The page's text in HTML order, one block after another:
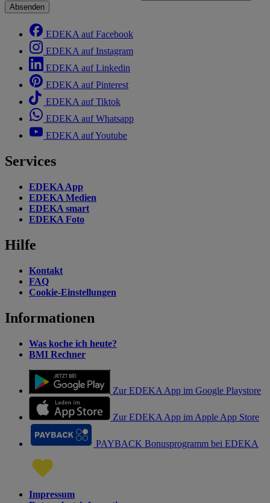
Absenden
EDEKA auf Facebook
EDEKA auf Instagram
EDEKA auf Linkedin
EDEKA auf Pinterest
EDEKA auf Tiktok
EDEKA auf Whatsapp
EDEKA auf Youtube
Services
EDEKA App
EDEKA Medien
EDEKA smart
EDEKA Foto
Hilfe
Kontakt
FAQ
Cookie-Einstellungen
Informationen
Was koche ich heute?
BMI Rechner
Zur EDEKA App im Google Playstore
Zur EDEKA App im Apple App Store
PAYBACK Bonusprogramm bei EDEKA
Impressum